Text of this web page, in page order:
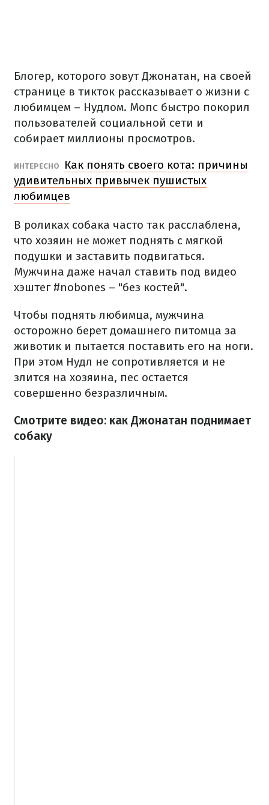
Блогер, которого зовут Джонатан, на своей
странице в тикток рассказывает о жизни с
любимцем – Нудлом. Мопс быстро покорил
пользователей социальной сети и
собирает миллионы просмотров.
ИНТЕРЕСНО
Как понять своего кота: причины
удивительных привычек пушистых
любимцев
В роликах собака часто так расслаблена,
что хозяин не может поднять с мягкой
подушки и заставить подвигаться.
Мужчина даже начал ставить под видео
хэштег #nobones – "без костей".
Чтобы поднять любимца, мужчина
осторожно берет домашнего питомца за
животик и пытается поставить его на ноги.
При этом Нудл не сопротивляется и не
злится на хозяина, пес остается
совершенно безразличным.
Смотрите видео: как Джонатан поднимает
собаку